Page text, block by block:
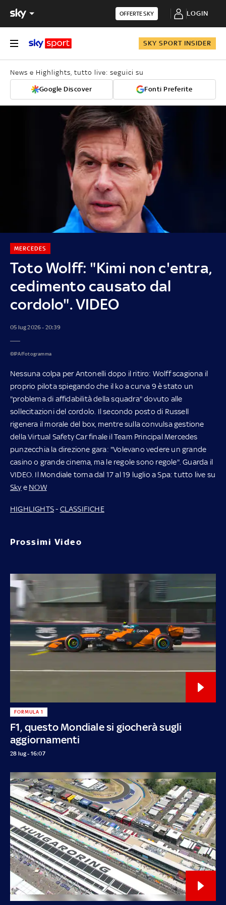
OFFERTE SKY LOGIN
SKY SPORT INSIDER
News e Highlights, tutto live: seguici su
Google Discover Fonti Preferite
Toto Wolff: "Kimi non c'entra,
cedimento causato dal
cordolo". VIDEO
MERCEDES
05 lug 2026 - 20:39
©IPA/Fotogramma
Nessuna colpa per Antonelli dopo il ritiro: Wolff scagiona il
proprio pilota spiegando che il ko a curva 9 è stato un
"problema di affidabilità della squadra" dovuto alle
sollecitazioni del cordolo. Il secondo posto di Russell
rigenera il morale del box, mentre sulla convulsa gestione
della Virtual Safety Car finale il Team Principal Mercedes
punzecchia la direzione gara: "Volevano vedere un grande
casino o grande cinema, ma le regole sono regole". Guarda il
VIDEO. Il Mondiale torna dal 17 al 19 luglio a Spa: tutto live su
Sky e NOW
HIGHLIGHTS- CLASSIFICHE
Prossimi Video
F1, questo Mondiale si giocherà sugli
aggiornamenti
FORMULA 1
28 lug - 16:07